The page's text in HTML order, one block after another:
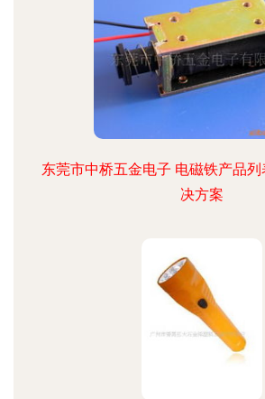
东莞市中桥五金电子 电磁铁产品
决方案